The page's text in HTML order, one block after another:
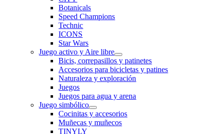
Botanicals
Speed Champions
Technic
ICONS
Star Wars
Juego activo y Aire libre
Bicis, correpasillos y patinetes
Accesorios para bicicletas y patines
Naturaleza y exploración
Juegos
Juegos para agua y arena
Juego simbólico
Cocinitas y accesorios
Muñecas y muñecos
TINYLY